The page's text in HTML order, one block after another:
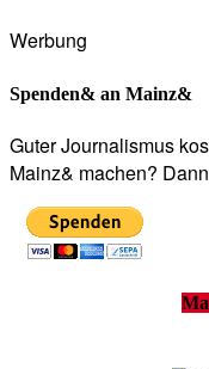
Werbung
Spenden& an Mainz&
Guter Journalismus
Mainz& machen?